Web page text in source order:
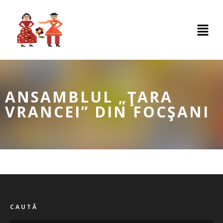
ANSAMBLUL „ŢARA
VRANCEI” DIN FOCŞANI
CAUTĂ